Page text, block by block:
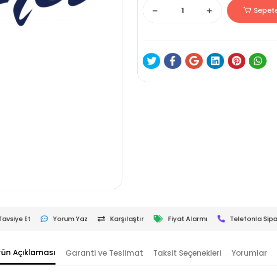
Et Yorum Yaz Karşılaştır Fiyat Alarmı Telefonla
Açıklaması Garanti ve Teslimat Taksit Seçenekleri Yorumlar